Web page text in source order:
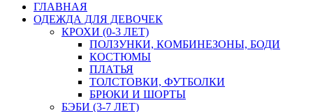
ГЛАВНАЯ
ОДЕЖДА ДЛЯ ДЕВОЧЕК
КРОХИ (0-3 ЛЕТ)
ПОЛЗУНКИ, КОМБИНЕЗОНЫ, БОДИ
КОСТЮМЫ
ПЛАТЬЯ
ТОЛСТОВКИ, ФУТБОЛКИ
БРЮКИ И ШОРТЫ
БЭБИ (3-7 ЛЕТ)